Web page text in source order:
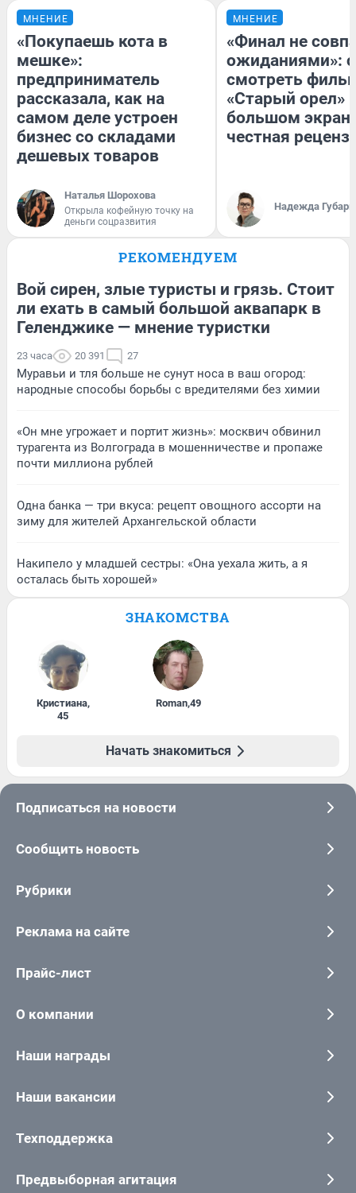
МНЕНИЕ
«Покупаешь кота в
мешке»:
предприниматель
рассказала, как на
самом деле устроен
бизнес со складами
дешевых товаров
Наталья Шорохова
Открыла кофейную точку на
деньги соцразвития
МНЕНИЕ
«Финал не
ожиданиями»:
смотреть
«Старый орел»
большом
честная
Надежда Губарь
РЕКОМЕНДУЕМ
Вой сирен, злые туристы и грязь. Стоит
ли ехать в самый большой аквапарк в
Геленджике — мнение туристки
23 часа 20 391 27
Муравьи и тля больше не сунут носа в ваш огород:
народные способы борьбы с вредителями без химии
«Он мне угрожает и портит жизнь»: москвич обвинил
турагента из Волгограда в мошенничестве и пропаже
почти миллиона рублей
Одна банка — три вкуса: рецепт овощного ассорти на
зиму для жителей Архангельской области
Накипело у младшей сестры: «Она уехала жить, а я
осталась быть хорошей»
ЗНАКОМСТВА
Кристиана,
45
Roman,49
Начать знакомиться
Подписаться на новости
Сообщить новость
Рубрики
Реклама на сайте
Прайс-лист
О компании
Наши награды
Наши вакансии
Техподдержка
Предвыборная агитация